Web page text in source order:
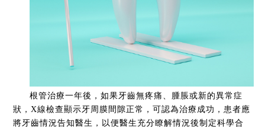
根管治療一年後，如果牙齒無疼痛、腫脹或新的異常症
狀，X線檢查顯示牙周膜間隙正常，可認為治療成功，患者應
將牙齒情況告知醫生，以便醫生充分瞭解情況後制定科學合